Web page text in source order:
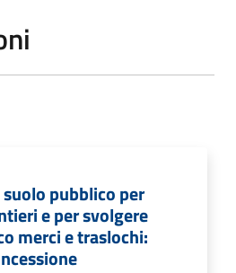
pubblico per
e per svolgere
merci e traslochi: